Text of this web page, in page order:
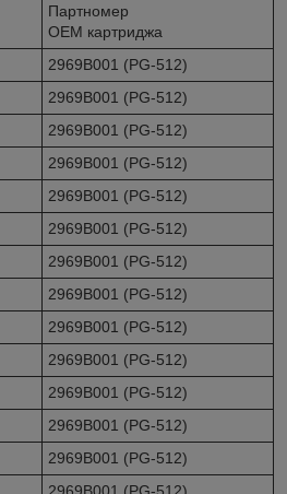
Партномер
OEM картриджа
2969B001 (PG-512)
2969B001 (PG-512)
2969B001 (PG-512)
2969B001 (PG-512)
2969B001 (PG-512)
2969B001 (PG-512)
2969B001 (PG-512)
2969B001 (PG-512)
2969B001 (PG-512)
2969B001 (PG-512)
2969B001 (PG-512)
2969B001 (PG-512)
2969B001 (PG-512)
2969B001 (PG-512)